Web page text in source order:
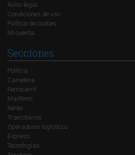
Aviso legal
Condiciones de uso
Política de cookies
Mi cuenta
Secciones
Política
Carretera
Ferrocarril
Marítimo
Aéreo
Transitarios
Operadores logísticos
Express
Tecnologías